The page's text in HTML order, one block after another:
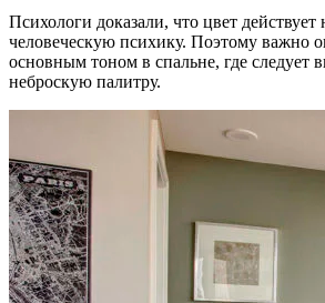
Психологи доказали, что цвет действует
человеческую психику. Поэтому важно
основным тоном в спальне, где следует
неброскую палитру.